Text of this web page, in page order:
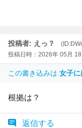
投稿者: えっ？
投稿日時：2026年 05月
この書き込みは 女子に
根拠は？
返信する